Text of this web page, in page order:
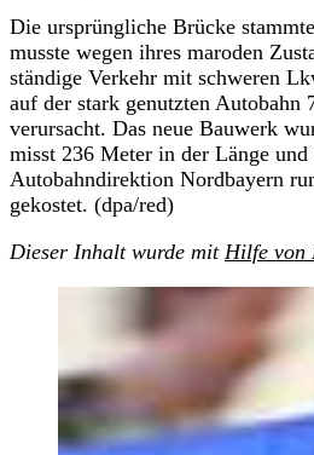
Die ursprüngliche Brücke
musste wegen ihres maroden
ständige Verkehr mit schweren
auf der stark genutzten Autobahn
verursacht. Das neue Bauwerk
misst 236 Meter in der Länge und
Autobahndirektion Nordbayern
gekostet. (dpa/red)
Dieser Inhalt wurde mit Hilfe von